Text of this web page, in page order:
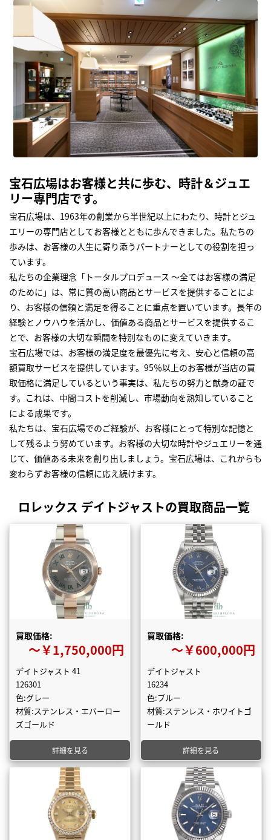
宝石広場はお客様と共に歩む、時計＆ジュエ
リー専門店です。
宝石広場は、1963年の創業から半世紀以上にわたり、時計とジュ
エリーの専門店としてお客様とともに歩んできました。私たちの
歩みは、お客様の人生に寄り添うパートナーとしての役割を担っ
ています。
私たちの企業理念「トータルプロデュース ～全てはお客様の満足
のために」は、常に質の高い商品とサービスを提供することによ
り、お客様の信頼と満足を得ることに重点を置いています。長年の
経験とノウハウを活かし、価値ある商品とサービスを提供するこ
とで、お客様の大切な瞬間を特別なものに変えていきます。
宝石広場では、お客様の満足度を最優先に考え、安心と信頼の高
額買取サービスを提供しています。95％以上のお客様が当店の買
取価格に満足しているという事実は、私たちの努力と献身の証で
す。これは、中間コストを削減し、市場動向を熟知していること
による成果です。
私たちは、宝石広場でのご経験が、お客様にとって特別な記憶と
して残るよう努めています。お客様の大切な時計やジュエリーを通
じて、価値ある未来を創り出しましょう。宝石広場は、これからも
変わらずお客様の信頼に応え続けます。
ロレックス デイトジャストの買取商品一覧
買取価格:
〜￥1,750,000円
デイトジャスト 41
126301
色:グレー
材質:ステンレス・エバーロー
ズゴールド
詳細を見る
買取価格:
〜￥600,000円
デイトジャスト
16234
色:ブルー
材質:ステンレス・ホワイトゴ
ールド
詳細を見る